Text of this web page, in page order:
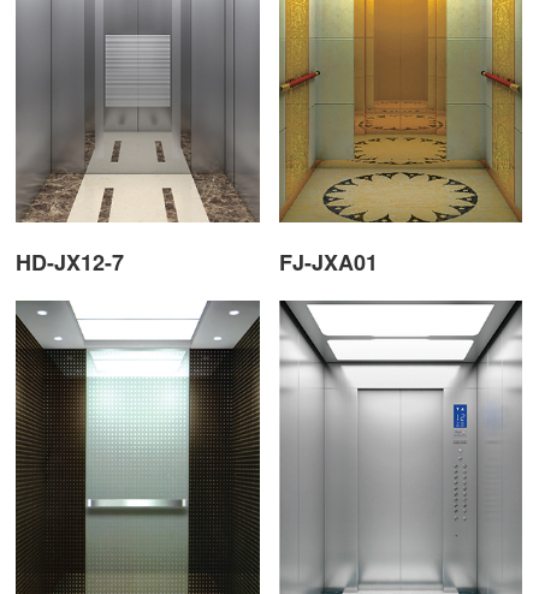
HD-JX12-7 FJ-JXA01